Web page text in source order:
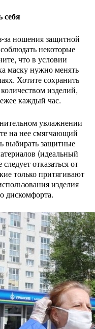
себя
за ношения защитной
некоторые
что в условии
маску нужно менять
Хотите сохранить
изделий,
каждый час.
увлажнении
на нее смягчающий
выбирать защитные
(идеальный
отказаться от
только притягивают
изделия
дискомфорта.